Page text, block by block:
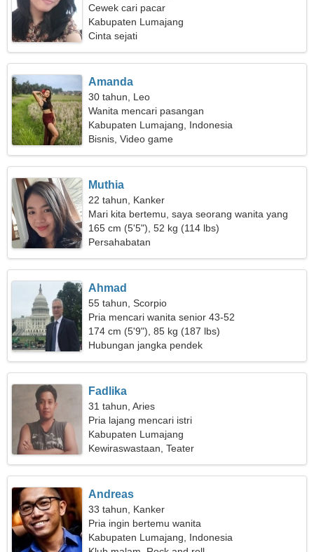
Cewek cari pacar
Kabupaten Lumajang
Cinta sejati
Amanda
30 tahun, Leo
Wanita mencari pasangan
Kabupaten Lumajang, Indonesia
Bisnis, Video game
Muthia
22 tahun, Kanker
Mari kita bertemu, saya seorang wanita yang
unik
165 cm (5'5"), 52 kg (114 lbs)
Persahabatan
Ahmad
55 tahun, Scorpio
Pria mencari wanita senior 43-52
174 cm (5'9"), 85 kg (187 lbs)
Hubungan jangka pendek
Fadlika
31 tahun, Aries
Pria lajang mencari istri
Kabupaten Lumajang
Kewiraswastaan, Teater
Andreas
33 tahun, Kanker
Pria ingin bertemu wanita
Kabupaten Lumajang, Indonesia